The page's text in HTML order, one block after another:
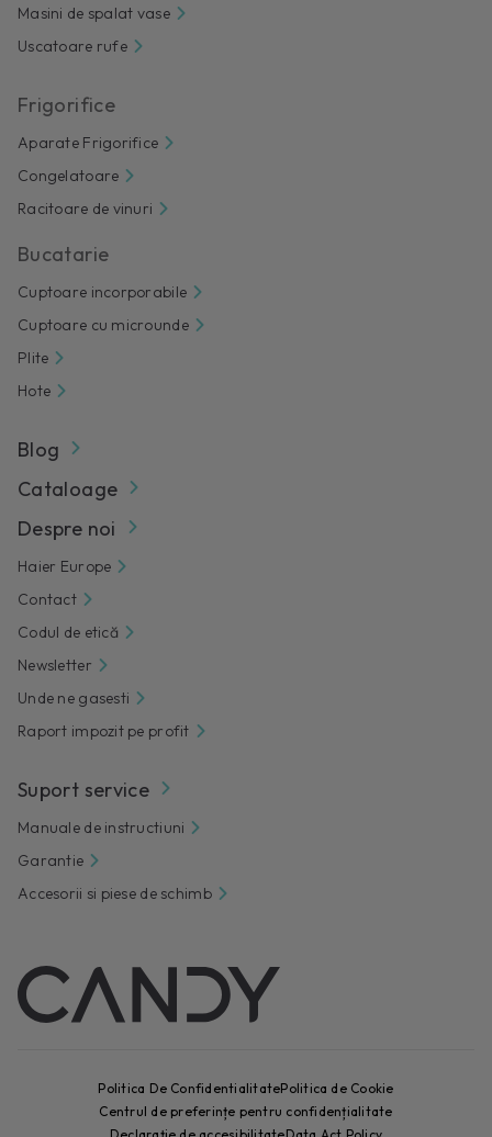
Masini de spalat vase
Uscatoare rufe
Frigorifice
Aparate Frigorifice
Congelatoare
Racitoare de vinuri
Bucatarie
Cuptoare incorporabile
Cuptoare cu microunde
Plite
Hote
Blog
Cataloage
Despre noi
Haier Europe
Contact
Codul de etică
Newsletter
Unde ne gasesti
Raport impozit pe profit
Suport service
Manuale de instructiuni
Garantie
Accesorii si piese de schimb
Politica De ConfidentialitatePolitica de Cookie
Centrul de preferințe pentru confidențialitate